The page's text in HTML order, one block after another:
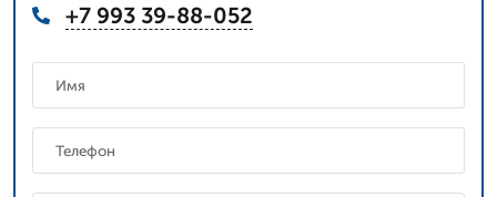
+7 993 39-88-052